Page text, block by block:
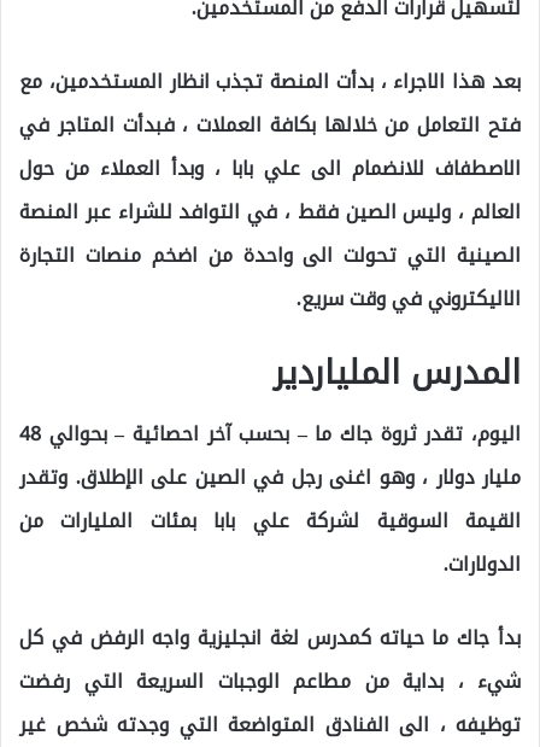
لتسهيل قرارات الدفع من المستخدمين.
بعد هذا الاجراء ، بدأت المنصة تجذب انظار المستخدمين، مع
فتح التعامل من خلالها بكافة العملات ، فبدأت المتاجر في
الاصطفاف للانضمام الى علي بابا ، وبدأ العملاء من حول
العالم ، وليس الصين فقط ، في التوافد للشراء عبر المنصة
الصينية التي تحولت الى واحدة من اضخم منصات التجارة
الاليكتروني في وقت سريع.
المدرس الملياردير
اليوم، تقدر ثروة جاك ما – بحسب آخر احصائية – بحوالي 48
مليار دولار ، وهو اغنى رجل في الصين على الإطلاق. وتقدر
القيمة السوقية لشركة علي بابا بمئات المليارات من
الدولارات.
بدأ جاك ما حياته كمدرس لغة انجليزية واجه الرفض في كل
شيء ، بداية من مطاعم الوجبات السريعة التي رفضت
توظيفه ، الى الفنادق المتواضعة التي وجدته شخص غير